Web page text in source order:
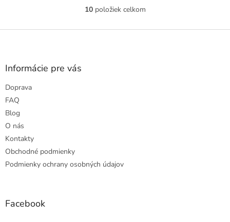
O
l
ý
p
10položiek celkom
Z
Informácie pre vás
Doprava
FAQ
Blog
O nás
Kontakty
Obchodné podmienky
Podmienky ochrany osobných údajov
Facebook